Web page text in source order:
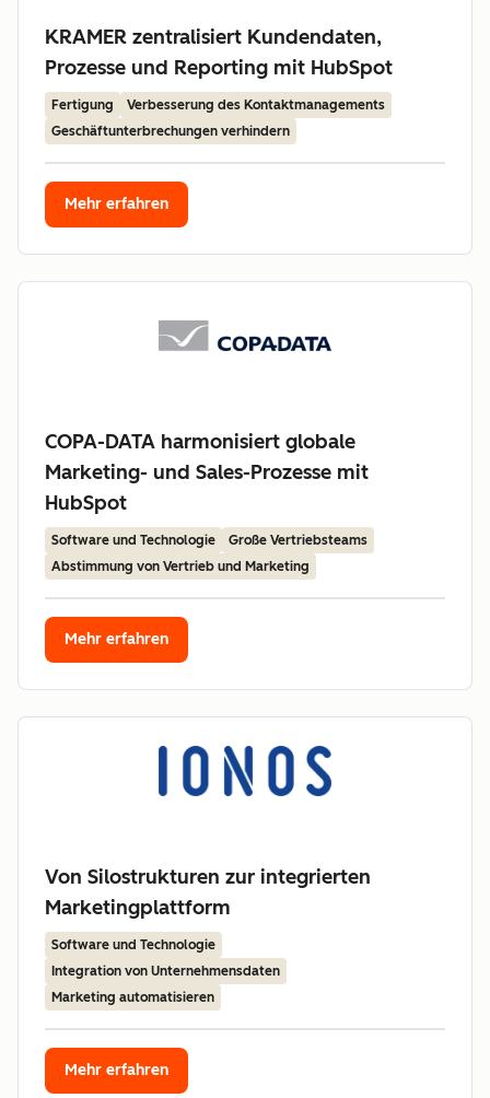
KRAMER zentralisiert Kundendaten,
Prozesse und Reporting mit HubSpot
Fertigung
Verbesserung des Kontaktmanagements
Geschäftunterbrechungen verhindern
Mehr erfahren
COPA-DATA harmonisiert globale
Marketing- und Sales-Prozesse mit
HubSpot
Software und Technologie
Große Vertriebsteams
Abstimmung von Vertrieb und Marketing
Mehr erfahren
Von Silostrukturen zur integrierten
Marketingplattform
Software und Technologie
Integration von Unternehmensdaten
Marketing automatisieren
Mehr erfahren